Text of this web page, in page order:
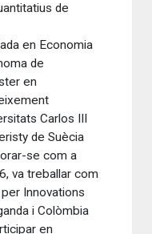
de
en Economia
de
en
Carlos III
de Suècia
se com a
va treballar com
Innovations
i Colòmbia
en